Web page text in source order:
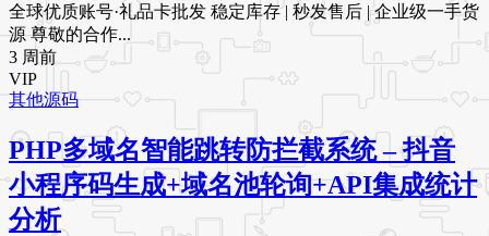
全球优质账号·礼品卡批发 稳定库存 | 秒发售后 | 企业级一手货
源 尊敬的合作...
3 周前
VIP
其他源码
PHP多域名智能跳转防拦截系统 – 抖音
小程序码生成+域名池轮询+API集成统计
分析